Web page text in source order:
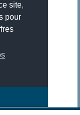
site,
pour